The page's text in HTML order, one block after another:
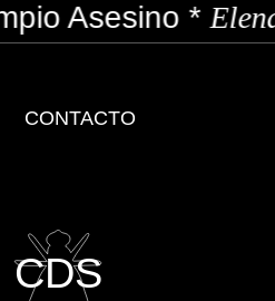
*Elena
CONTACTO
CDS